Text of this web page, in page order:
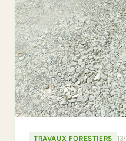
TRAVAUX FORESTIERS